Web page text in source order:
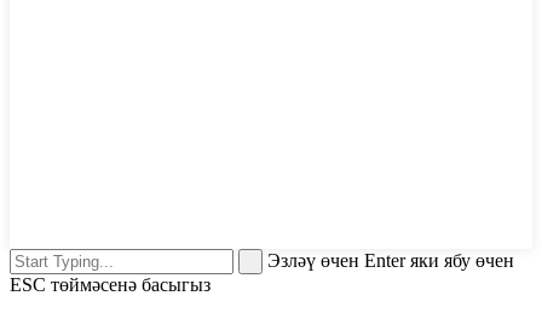
Эзләү өчен Enter яки ябу өчен
ESC төймәсенә басыгыз